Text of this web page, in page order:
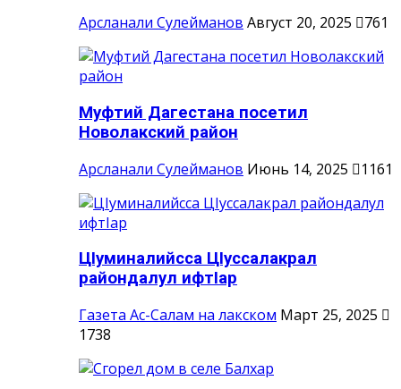
Арсланали Сулейманов Август 20, 2025 761
Муфтий Дагестана посетил
Новолакский район
Арсланали Сулейманов Июнь 14, 2025 1161
ЦIуминалийсса ЦIуссалакрал
райондалул ифтIар
Газета Ас-Салам на лакском Март 25, 2025
1738